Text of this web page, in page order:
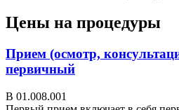
Цены на процедуры
Прием (осмотр,
первичный
В 01.008.001